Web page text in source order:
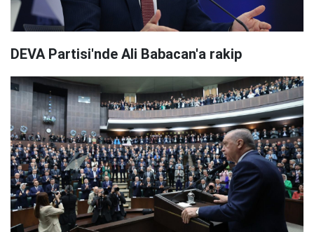
DEVA Partisi'nde Ali Babacan'a rakip